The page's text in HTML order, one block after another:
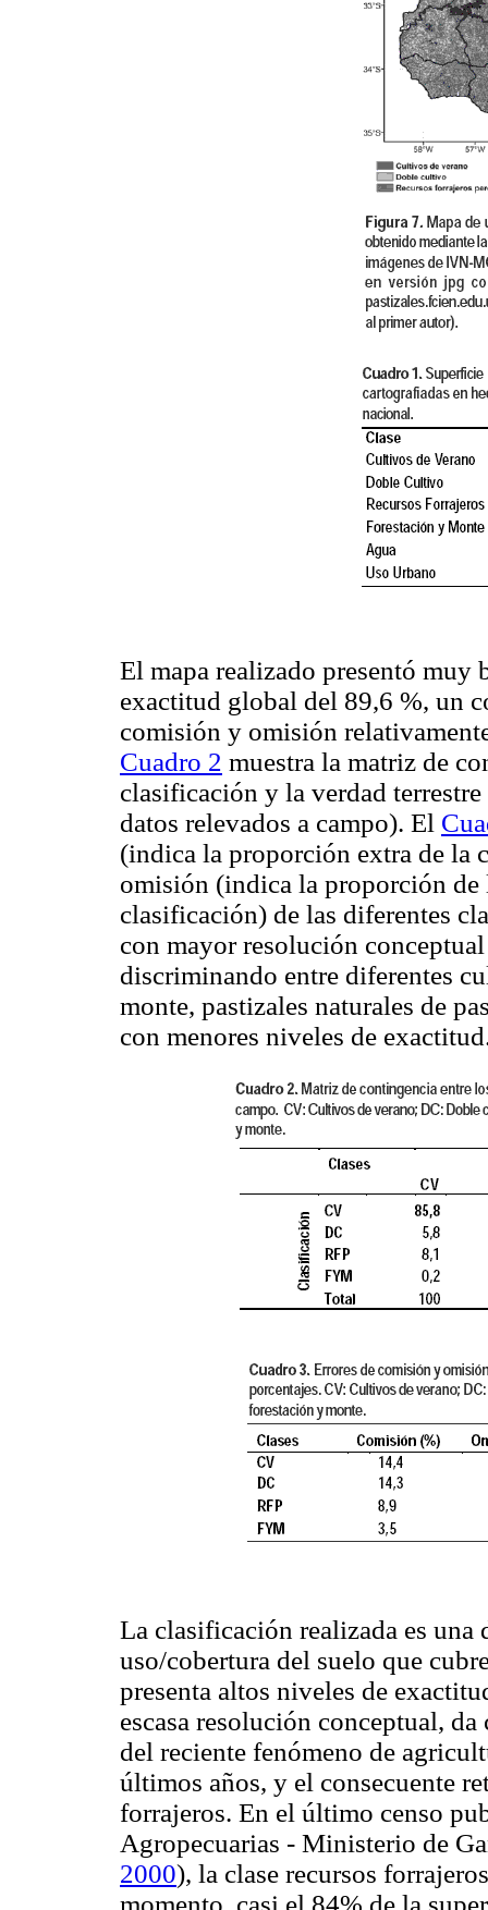
El mapa realizado presentó muy
exactitud global del 89,6 %, un
comisión y omisión
Cuadro 2 muestra la matriz de
clasificación y la verdad
datos relevados a campo). El
(indica la proporción extra de la
omisión (indica la proporción de
clasificación) de las diferentes
con mayor resolución
discriminando entre diferentes
monte, pastizales naturales de
con menores niveles de
La clasificación realizada es una
uso/cobertura del suelo que
presenta altos niveles de
escasa resolución conceptual,
del reciente fenómeno de
últimos años, y el consecuente
forrajeros. En el último censo
Agropecuarias - Ministerio de
2000), la clase recursos
momento, casi el 84% de la